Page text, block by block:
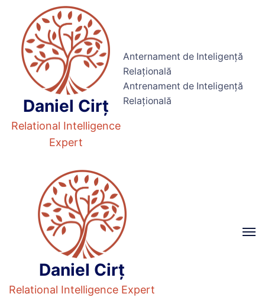
Daniel Cirț
Relational Intelligence
Expert
Anternament de Inteligență
Relațională
Antrenament de Inteligență
Relațională
Daniel Cirț
Relational Intelligence Expert